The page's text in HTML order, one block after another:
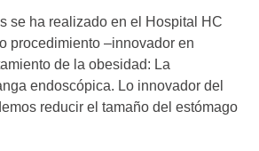
se ha realizado en el Hospital HC
procedimiento –innovador en
de la obesidad: La
endoscópica. Lo innovador del
reducir el tamaño del estómago